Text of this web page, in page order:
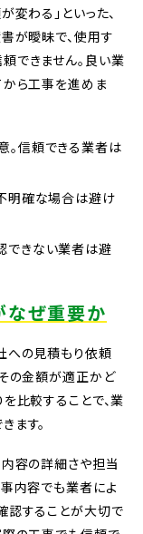
変わる」といった、
が曖昧で、使用す
できません。良い業
から工事を進めま
信頼できる業者は
明確な場合は避け
できない業者は避
なぜ重要か
への見積もり依頼
の金額が適正かど
比較することで、業
ます。
容の詳細さや担当
内容でも業者によ
認することが大切で